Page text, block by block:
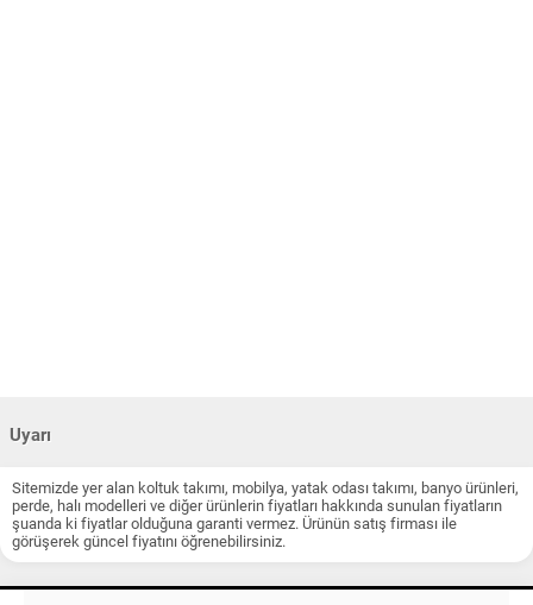
Uyarı
Sitemizde yer alan koltuk takımı, mobilya, yatak odası takımı, banyo ürünleri,
perde, halı modelleri ve diğer ürünlerin fiyatları hakkında sunulan fiyatların
şuanda ki fiyatlar olduğuna garanti vermez. Ürünün satış firması ile
görüşerek güncel fiyatını öğrenebilirsiniz.